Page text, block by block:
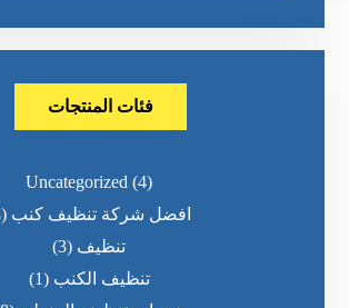
فئات المنتجات
Uncategorized (4)
افضل شركة تنظيف كنب (8)
تنظيف (3)
تنظيف الكنب (1)